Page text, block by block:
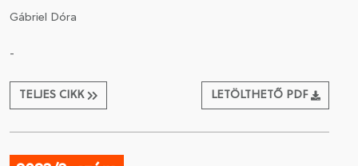
Gábriel Dóra
-
TELJES CIKK LETÖLTHETŐ PDF